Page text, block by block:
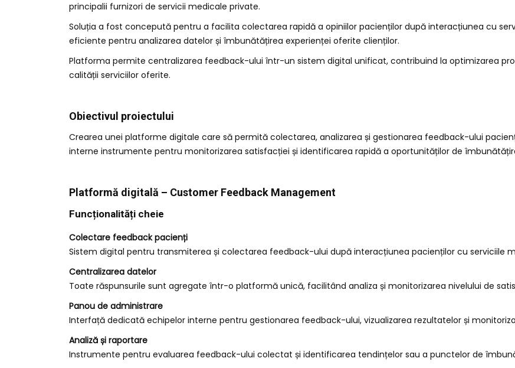
principalii furnizori de servicii medicale private.
Soluția a fost concepută pentru a facilita colectarea rapidă a opiniilor pacienților după interacțiunea cu
eficiente pentru analizarea datelor și îmbunătățirea experienței oferite clienților.
Platforma permite centralizarea feedback-ului într-un sistem digital unificat, contribuind la optimizarea
calității serviciilor oferite.
Obiectivul proiectului
Crearea unei platforme digitale care să permită colectarea, analizarea și gestionarea feedback-ului
interne instrumente pentru monitorizarea satisfacției și identificarea rapidă a oportunităților de
Platformă digitală – Customer Feedback Management
Funcționalități cheie
Colectare feedback pacienți
Sistem digital pentru transmiterea și colectarea feedback-ului după interacțiunea pacienților cu serviciile
Centralizarea datelor
Toate răspunsurile sunt agregate într-o platformă unică, facilitând analiza și monitorizarea nivelului de
Panou de administrare
Interfață dedicată echipelor interne pentru gestionarea feedback-ului, vizualizarea rezultatelor și
Analiză și raportare
Instrumente pentru evaluarea feedback-ului colectat și identificarea tendințelor sau a punctelor de